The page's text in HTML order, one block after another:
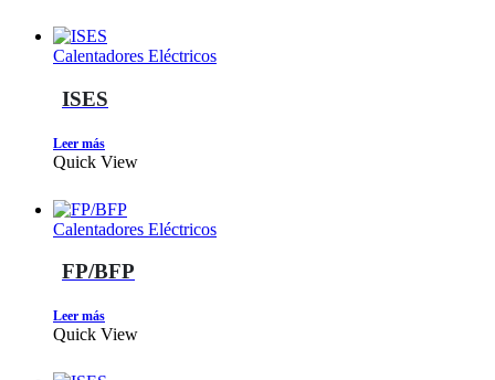
Calentadores Eléctricos
ISES
Leer más
Quick View
Calentadores Eléctricos
FP/BFP
Leer más
Quick View